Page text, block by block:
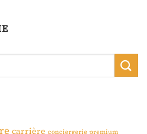
carrière conciergerie premium